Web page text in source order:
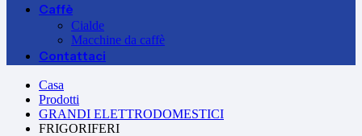
Caffè
Cialde
Macchine da caffè
Contattaci
Casa
Prodotti
GRANDI ELETTRODOMESTICI
FRIGORIFERI